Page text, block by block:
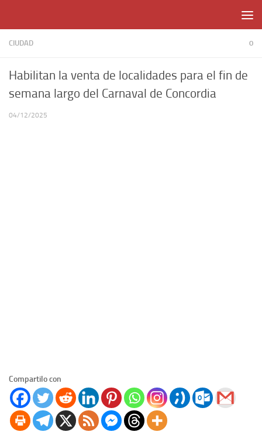
CIUDAD 0
Habilitan la venta de localidades para el fin de
semana largo del Carnaval de Concordia
04/12/2025
Compartilo con